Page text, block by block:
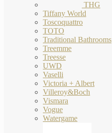
THG
Tiffany World
Toscoquattro
TOTO
Traditional Bathrooms
Treemme
Treesse
UWD
Vaselli
Victoria + Albert
Villeroy&Boch
Vismara
Vogue
Watergame